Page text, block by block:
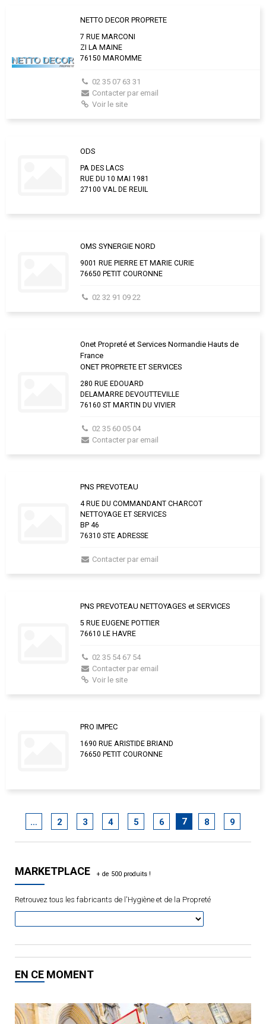
NETTO DECOR PROPRETE
7 RUE MARCONI
ZI LA MAINE
76150 MAROMME
02 35 07 63 31
Contacter par email
Voir le site
ODS
PA DES LACS
RUE DU 10 MAI 1981
27100 VAL DE REUIL
OMS SYNERGIE NORD
9001 RUE PIERRE ET MARIE CURIE
76650 PETIT COURONNE
02 32 91 09 22
Onet Propreté et Services Normandie Hauts de
France
ONET PROPRETE ET SERVICES
280 RUE EDOUARD
DELAMARRE DEVOUTTEVILLE
76160 ST MARTIN DU VIVIER
02 35 60 05 04
Contacter par email
PNS PREVOTEAU
4 RUE DU COMMANDANT CHARCOT
NETTOYAGE ET SERVICES
BP 46
76310 STE ADRESSE
Contacter par email
PNS PREVOTEAU NETTOYAGES et SERVICES
5 RUE EUGENE POTTIER
76610 LE HAVRE
02 35 54 67 54
Contacter par email
Voir le site
PRO IMPEC
1690 RUE ARISTIDE BRIAND
76650 PETIT COURONNE
… 2 3 4 5 6 7 8 9
MARKETPLACE
Retrouvez tous les fabricants de l'Hygiène et de la Propreté
EN CE MOMENT